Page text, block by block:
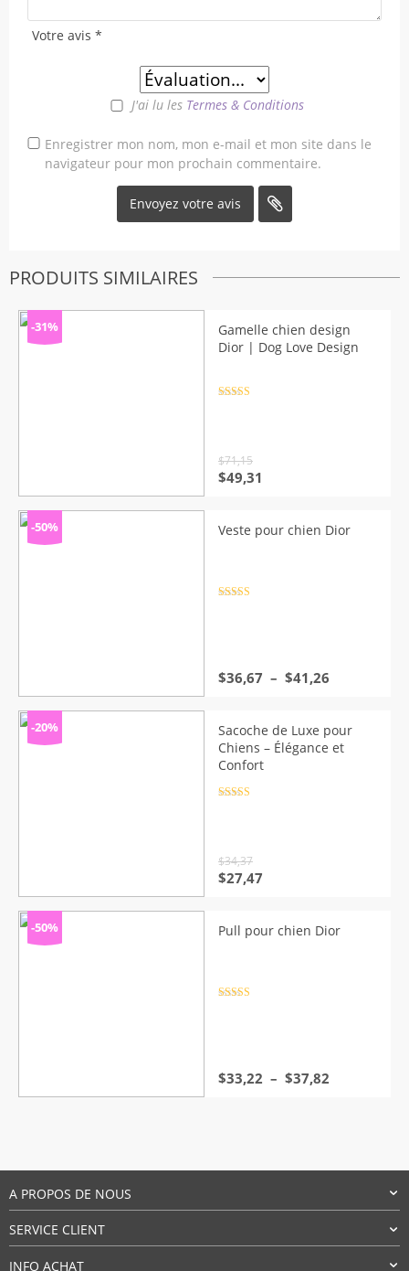
Votre avis *
J'ai lu les Termes & Conditions
Enregistrer mon nom, mon e-mail et mon site dans le
navigateur pour mon prochain commentaire.
PRODUITS SIMILAIRES
-31%
Gamelle chien design
Dior | Dog Love Design
$71,15
Le
était :
$71,15.
$49,31
est :
-50% Veste pour chien Dior
$36,67 – $41,26
$36,67
à
$41,26
-20%
Sacoche de Luxe pour
Chiens – Élégance et
Confort
$34,37
Le
était :
$34,37.
$27,47
est :
-50% Pull pour chien Dior
$33,22 – $37,82
A PROPOS DE NOUS
SERVICE CLIENT
INFO ACHAT